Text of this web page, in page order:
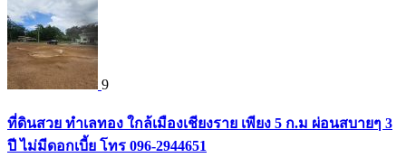
9
ที่ดินสวย ทำเลทอง ใกล้เมืองเชียงราย เพียง 5 ก.ม ผ่อนสบายๆ 3
ปี ไม่มีดอกเบี้ย โทร 096-2944651